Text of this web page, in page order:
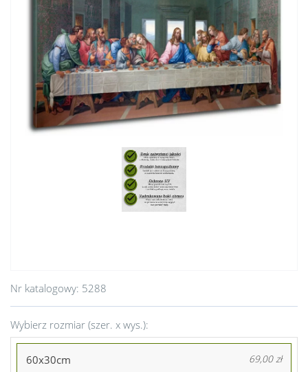
Nr katalogowy: 5288
Wybierz rozmiar (szer. x wys.):
60x30cm 69,00 zł